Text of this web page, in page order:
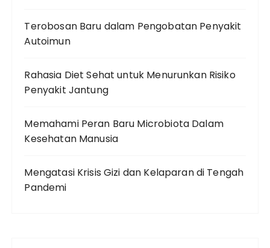
Terobosan Baru dalam Pengobatan Penyakit
Autoimun
Rahasia Diet Sehat untuk Menurunkan Risiko
Penyakit Jantung
Memahami Peran Baru Microbiota Dalam
Kesehatan Manusia
Mengatasi Krisis Gizi dan Kelaparan di Tengah
Pandemi